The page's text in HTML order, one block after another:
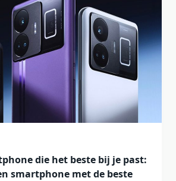
die het beste bij je past:
smartphone met de beste